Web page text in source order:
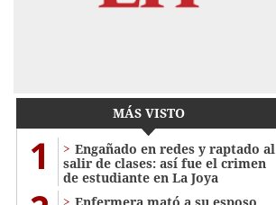
MÁS VISTO
1
Engañado en redes y raptado al
salir de clases: así fue el crimen
de estudiante en La Joya